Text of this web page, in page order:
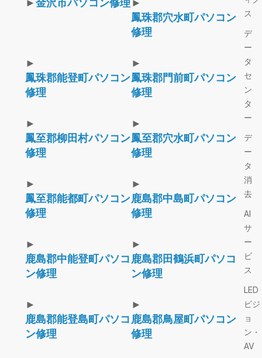
►金沢市パソコン修理 ►
鳳珠郡穴水町パソコン
修理
►
鳳珠郡能登町パソコン
修理
►
鳳珠郡門前町パソコン
修理
►
鳳至郡柳田村パソコン
修理
►
鳳至郡穴水町パソコン
修理
►
鳳至郡能都町パソコン
修理
►
鹿島郡中島町パソコン
修理
►
鹿島郡中能登町パソコ
ン修理
►
鹿島郡田鶴浜町パソコ
ン修理
►
鹿島郡能登島町パソコ
ン修理
►
鹿島郡鳥屋町パソコン
修理
ス
デ
ー
タ
セ
ン
タ
ー
デ
ー
タ
消
去
AI
サ
ー
ビ
ス
LED
ビジ
ョ
ン・
AV